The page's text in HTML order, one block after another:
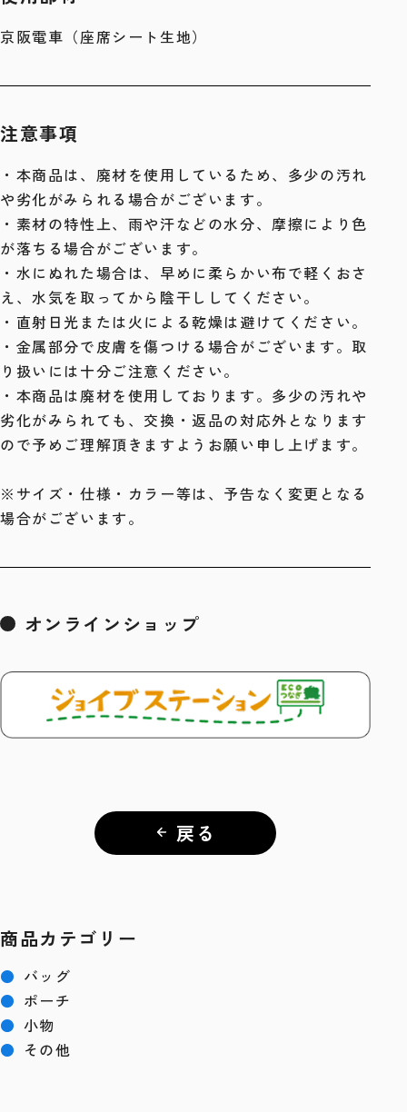
商品カテゴリー
● バッグ
● ポーチ
● 小物
● その他
京阪電車（座席シート生地）
注意事項
・本商品は、廃材を使用しているため、多少の汚れ
や劣化がみられる場合がございます。
・素材の特性上、雨や汗などの水分、摩擦により色
が落ちる場合がございます。
・水にぬれた場合は、早めに柔らかい布で軽くおさ
え、水気を取ってから陰干ししてください。
・直射日光または火による乾燥は避けてください。
・金属部分で皮膚を傷つける場合がございます。取
り扱いには十分ご注意ください。
・本商品は廃材を使用しております。多少の汚れや
劣化がみられても、交換・返品の対応外となります
ので予めご理解頂きますようお願い申し上げます。
※サイズ・仕様・カラー等は、予告なく変更となる
場合がございます。
オンラインショップ
戻る